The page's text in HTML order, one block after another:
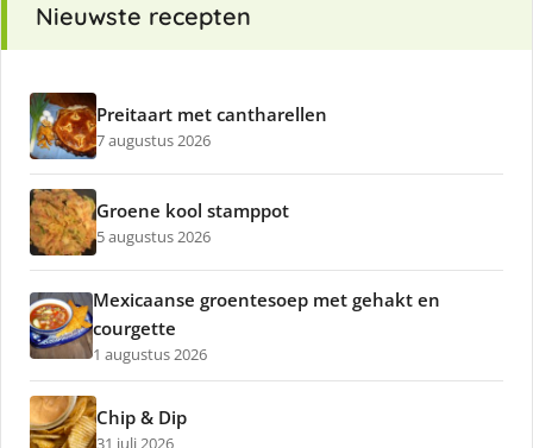
Nieuwste recepten
Preitaart met cantharellen
7 augustus 2026
Groene kool stamppot
5 augustus 2026
Mexicaanse groentesoep met gehakt en
courgette
1 augustus 2026
Chip & Dip
31 juli 2026